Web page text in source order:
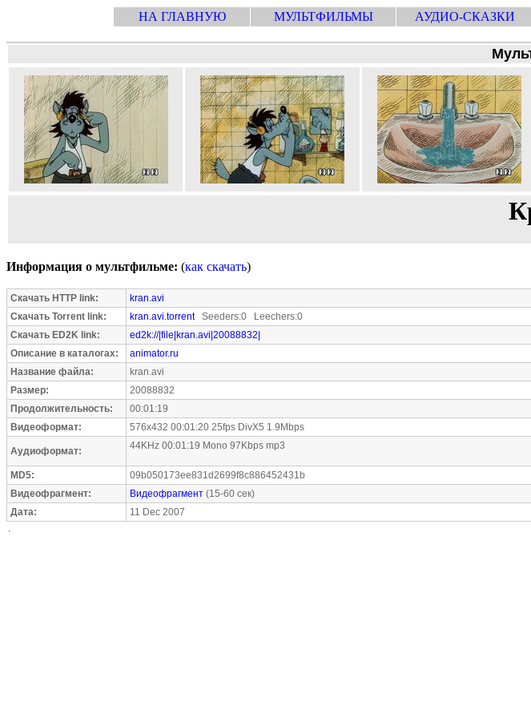
НА ГЛАВНУЮ МУЛЬТФИЛЬМЫ АУДИО-СКАЗКИ
Информация о мультфильме: (как скачать)
Скачать HTTP link:
kran.avi
Скачать Torrent link:
kran.avi.torrentSeeders:0 Leechers:0
Скачать ED2K link:
ed2k://|file|kran.avi|20088832|
Описание в каталогах:
animator.ru
Название файла:
kran.avi
Размер:
20088832
Продолжительность:
00:01:19
Видеоформат:
576x432 00:01:20 25fps DivX5 1.9Mbps
Аудиоформат: 44KHz 00:01:19 Mono 97Kbps mp3
MD5:
09b050173ee831d2699f8c886452431b
Видеофрагмент:
Видеофрагмент (15-60 сек)
Дата:
11 Dec 2007